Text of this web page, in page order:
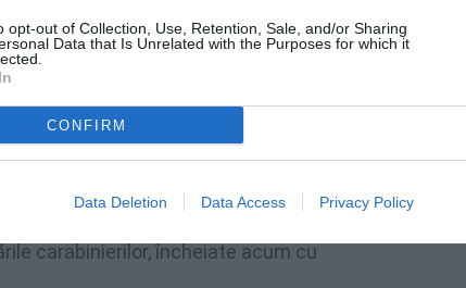
opt-out of Collection, Use, Retention, Sale, and/or Sharing
Data that Is Unrelated with the Purposes for which it
CONFIRM
Data Deletion Data Access Privacy Policy
plângerea unui părinte de violul suferit
inițialele C.D., 64 ani, care locuia în
acasă cu suspectul, fusese forțată în
Victima, profitând de o distragere a
din casă pentru a-și suna tatăl, care
carabinierilor, încheiate acum cu